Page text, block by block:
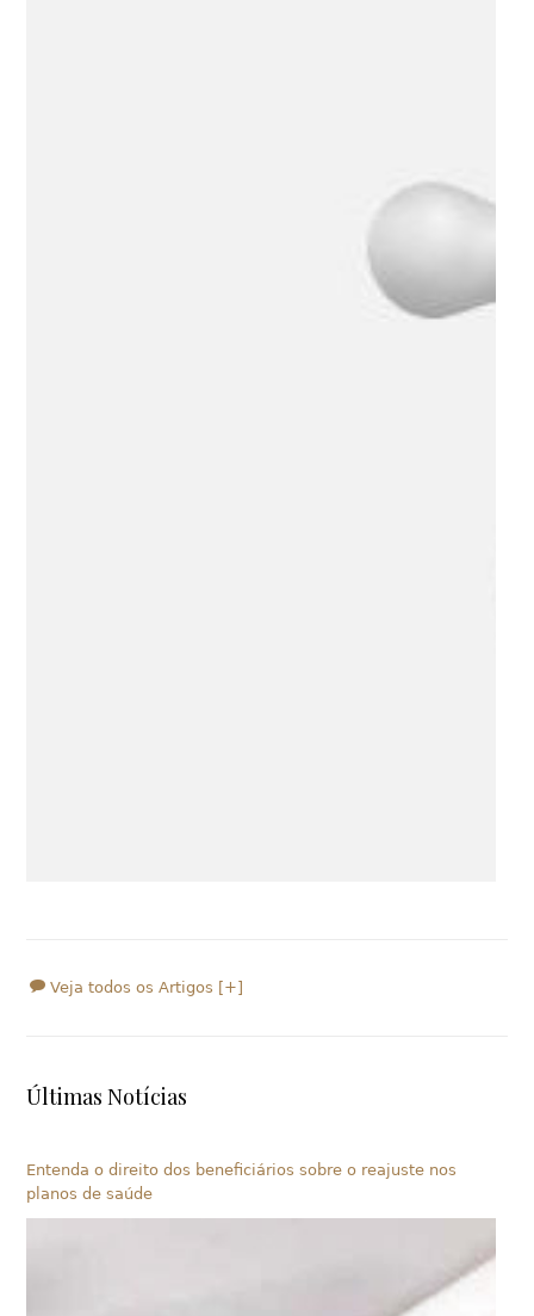
Veja todos os Artigos [+]
Últimas Notícias
Entenda o direito dos beneficiários sobre o reajuste nos
planos de saúde